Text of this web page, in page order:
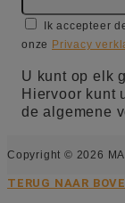
Ik accepteer
onze Privacy
U kunt op elk
Hiervoor kunt
de algemene
Copyright © 2026
TERUG NAAR